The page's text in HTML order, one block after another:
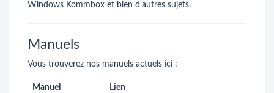
Windows Kommbox et bien d'autres sujets.
Manuels
Vous trouverez nos manuels actuels ici :
Manuel Lien